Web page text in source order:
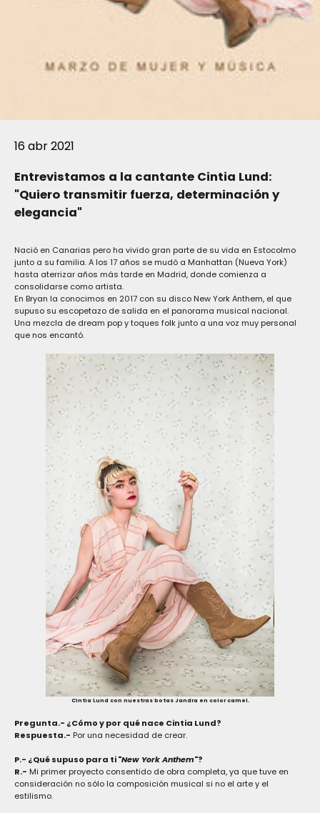
16 abr 2021
Entrevistamos a la cantante Cintia Lund:
"Quiero transmitir fuerza, determinación y
elegancia"
Nació en Canarias pero ha vivido gran parte de su vida en Estocolmo
junto a su familia. A los 17 años se mudó a Manhattan (Nueva York)
hasta aterrizar años más tarde en Madrid, donde comienza a
consolidarse como artista.
En Bryan la conocimos en 2017 con su disco New York Anthem, el que
supuso su escopetazo de salida en el panorama musical nacional.
Una mezcla de dream pop y toques folk junto a una voz muy personal
que nos encantó.
Cintia Lund con nuestras botas Jandra en color camel.
Pregunta.- ¿Cómo y por qué nace Cintia Lund?
Respuesta.- Por una necesidad de crear.
P.- ¿Qué supuso para ti "New York Anthem"?
R.- Mi primer proyecto consentido de obra completa, ya que tuve en
consideración no sólo la composición musical si no el arte y el
estilismo.